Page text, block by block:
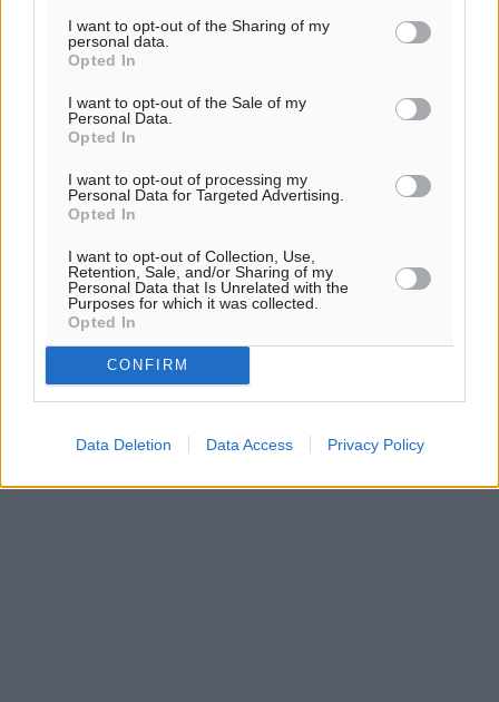
I want to opt-out of the Sharing of my
personal data.
Opted In
I want to opt-out of the Sale of my
Personal Data.
Opted In
I want to opt-out of processing my
Personal Data for Targeted Advertising.
Opted In
I want to opt-out of Collection, Use,
Retention, Sale, and/or Sharing of my
Personal Data that Is Unrelated with the
Purposes for which it was collected.
Opted In
CONFIRM
Data Deletion Data Access Privacy Policy